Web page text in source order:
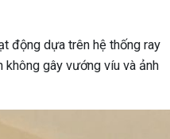
động dựa trên hệ thống ray
gây vướng víu và ảnh